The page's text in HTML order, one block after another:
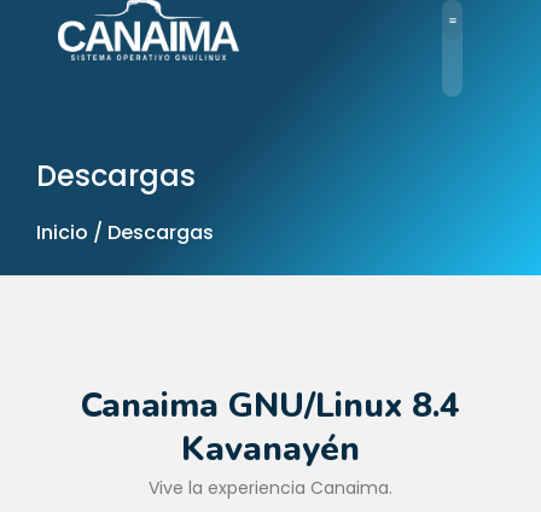
Descargas
Inicio / Descargas
Canaima GNU/Linux 8.4
Kavanayén
Vive la experiencia Canaima.